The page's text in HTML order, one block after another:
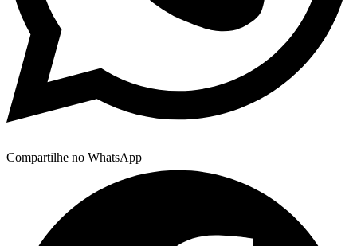
Compartilhe no WhatsApp